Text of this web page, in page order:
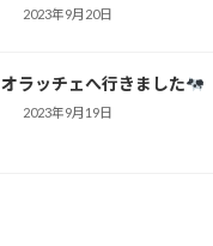
2023年9月20日
オラッチェへ行きました
2023年9月19日